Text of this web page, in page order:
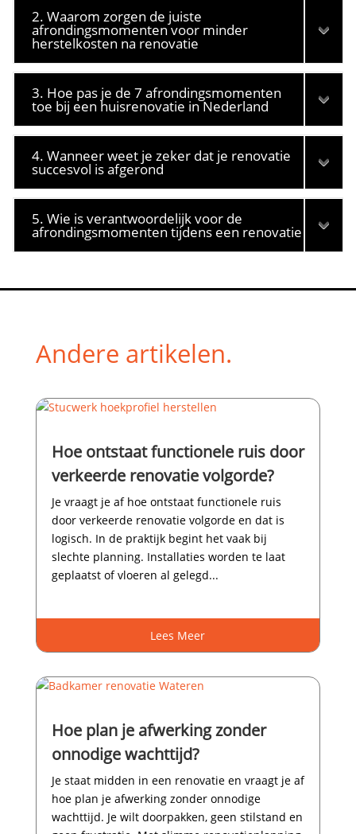
2. Waarom zorgen de juiste
afrondingsmomenten voor minder
herstelkosten na renovatie
3. Hoe pas je de 7 afrondingsmomenten
toe bij een huisrenovatie in Nederland
4. Wanneer weet je zeker dat je renovatie
succesvol is afgerond
5. Wie is verantwoordelijk voor de
afrondingsmomenten tijdens een renovatie
Andere artikelen.
Hoe ontstaat functionele ruis door
verkeerde renovatie volgorde?
Je vraagt je af hoe ontstaat functionele ruis
door verkeerde renovatie volgorde en dat is
logisch.​ In de praktijk begint het vaak bij
slechte planning.​ Installaties worden te laat
geplaatst of vloeren al gelegd...
Lees Meer
Hoe plan je afwerking zonder
onnodige wachttijd?
Je staat midden in een renovatie en vraagt je af
hoe plan je afwerking zonder onnodige
wachttijd.​ Je wilt doorpakken, geen stilstand en